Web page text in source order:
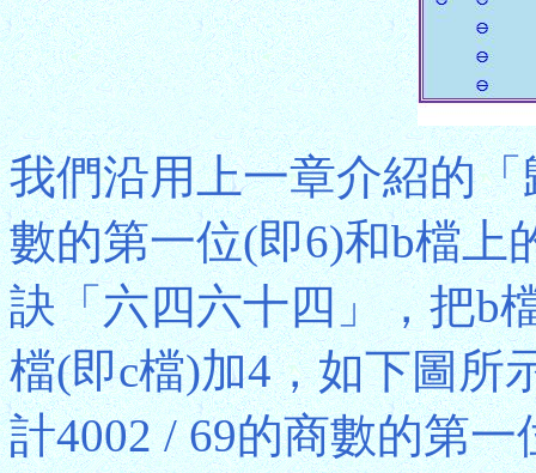
我們沿用上一章介紹的
數的第一位(即6)和b檔上
訣「六四六十四」，把b
檔(即c檔)加4，如下圖所
計4002 / 69的商數的第